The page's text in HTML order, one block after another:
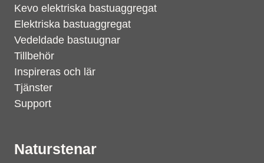
Kevo elektriska bastuaggregat
Elektriska bastuaggregat
Vedeldade bastuugnar
Tillbehör
Inspireras och lär
Tjänster
Support
Naturstenar